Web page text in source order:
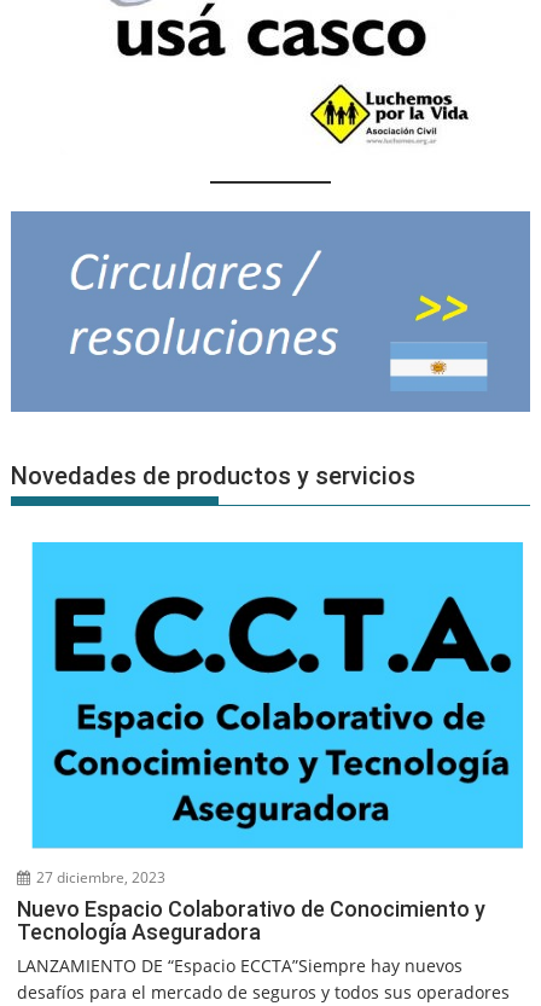
Novedades de productos y servicios
27 diciembre, 2023
Nuevo Espacio Colaborativo de Conocimiento y
Tecnología Aseguradora
LANZAMIENTO DE “Espacio ECCTA”Siempre hay nuevos
desafíos para el mercado de seguros y todos sus operadores